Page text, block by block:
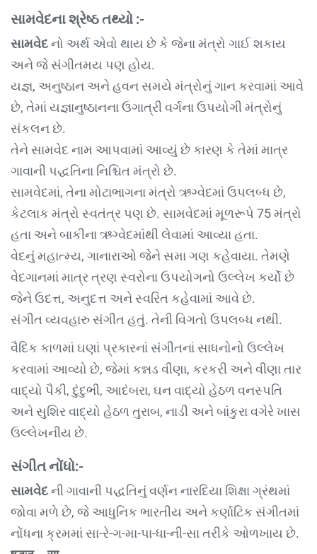
સામવેદના શ્રેષ્ઠ તથ્યો :-
સામવેદનો અર્થ એવો થાય છે કે જેના મંત્રો ગાઈ શકાય
અને જે સંગીતમય પણ હોય.
યજ્ઞ, અનુષ્ઠાન અને હવન સમયે મંત્રોનું ગાન કરવામાં આવે
છે, તેમાં યજ્ઞાનુષ્ઠાનના ઉગાત્રી વર્ગના ઉપયોગી મંત્રોનું
સંકલન છે.
તેને સામવેદ નામ આપવામાં આવ્યું છે કારણ કે તેમાં માત્ર
ગાવાની પદ્ધતિના નિશ્ચિત મંત્રો છે.
સામવેદમાં, તેના મોટાભાગના મંત્રો ઋગ્વેદમાં ઉપલબ્ધ છે,
કેટલાક મંત્રો સ્વતંત્ર પણ છે. સામવેદમાં મૂળરૂપે 75 મંત્રો
હતા અને બાકીના ઋગ્વેદમાંથી લેવામાં આવ્યા હતા.
વેદનું મહાત્મ્ય, ગાનારાઓ જેને સમા ગણ કહેવાયા. તેમણે
વેદગાનમાં માત્ર ત્રણ સ્વરોના ઉપયોગનો ઉલ્લેખ કર્યો છે
જેને ઉદત્ત, અનુદત્ત અને સ્વરિત કહેવામાં આવે છે.
સંગીત વ્યવહારુ સંગીત હતું. તેની વિગતો ઉપલબ્ધ નથી.
વૈદિક કાળમાં ઘણાં પ્રકારનાં સંગીતનાં સાધનોનો ઉલ્લેખ
કરવામાં આવ્યો છે, જેમાં કન્નડ વીણા, કરકરી અને વીણા તાર
વાદ્યો પૈકી, દુંદુભી, આદંબરા, ઘન વાદ્યો હેઠળ વનસ્પતિ
અને સુશિર વાદ્યો હેઠળ તુરાબ, નાડી અને બાંકુરા વગેરે ખાસ
ઉલ્લેખનીય છે.
સંગીત નોંધો:-
સામવેદની ગાવાની પદ્ધતિનું વર્ણન નારદિયા શિક્ષા ગ્રંથમાં
જોવા મળે છે, જે આધુનિક ભારતીય અને કર્ણાટિક સંગીતમાં
નોંધના ક્રમમાં સા-રે-ગ-મા-પા-ધા-ની-સા તરીકે ઓળખાય છે.